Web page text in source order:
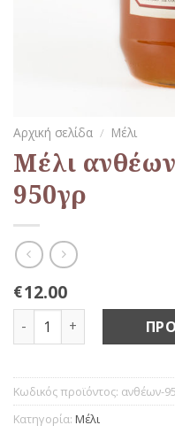
Αρχική σελίδα / Μέλι
Μέλι
950γρ
€12.00
Μέλι ανθέων &
Κωδικός προϊόντος: ανθέων-
Κατηγορία: Μέλι